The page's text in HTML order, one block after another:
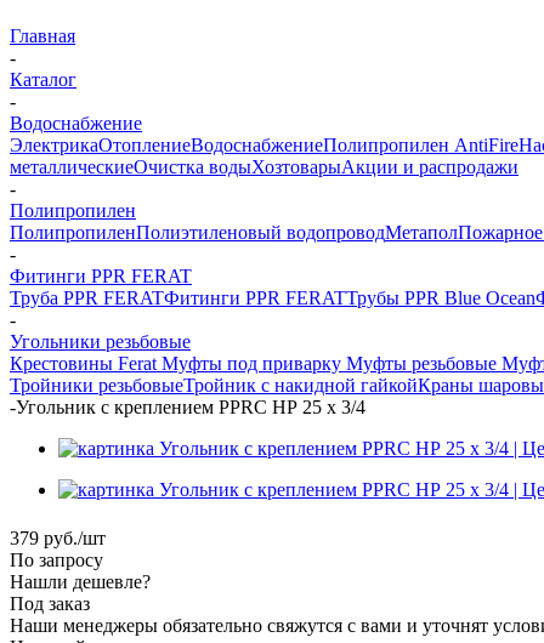
Главная
-
Каталог
-
Водоснабжение
ЭлектрикаОтоплениеВодоснабжениеПолипропилен AntiFire
металлическиеОчистка водыХозтоварыАкции и распродажи
-
Полипропилен
ПолипропиленПолиэтиленовый водопроводМетаполПожарное
-
Фитинги PPR FERAT
Труба PPR FERATФитинги PPR FERATТрубы PPR Blue Ocean
-
Угольники резьбовые
Крестовины Ferat Муфты под приварку Муфты резьбовые
Тройники резьбовыеТройник с накидной гайкойКраны
-Угольник с креплением PPRС НР 25 х 3/4
379 руб./шт
По запросу
Нашли дешевле?
Под заказ
Наши менеджеры обязательно свяжутся с вами и уточнят